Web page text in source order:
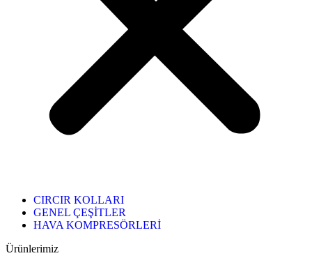
CIRCIR KOLLARI
GENEL ÇEŞİTLER
HAVA KOMPRESÖRLERİ
Ürünlerimiz